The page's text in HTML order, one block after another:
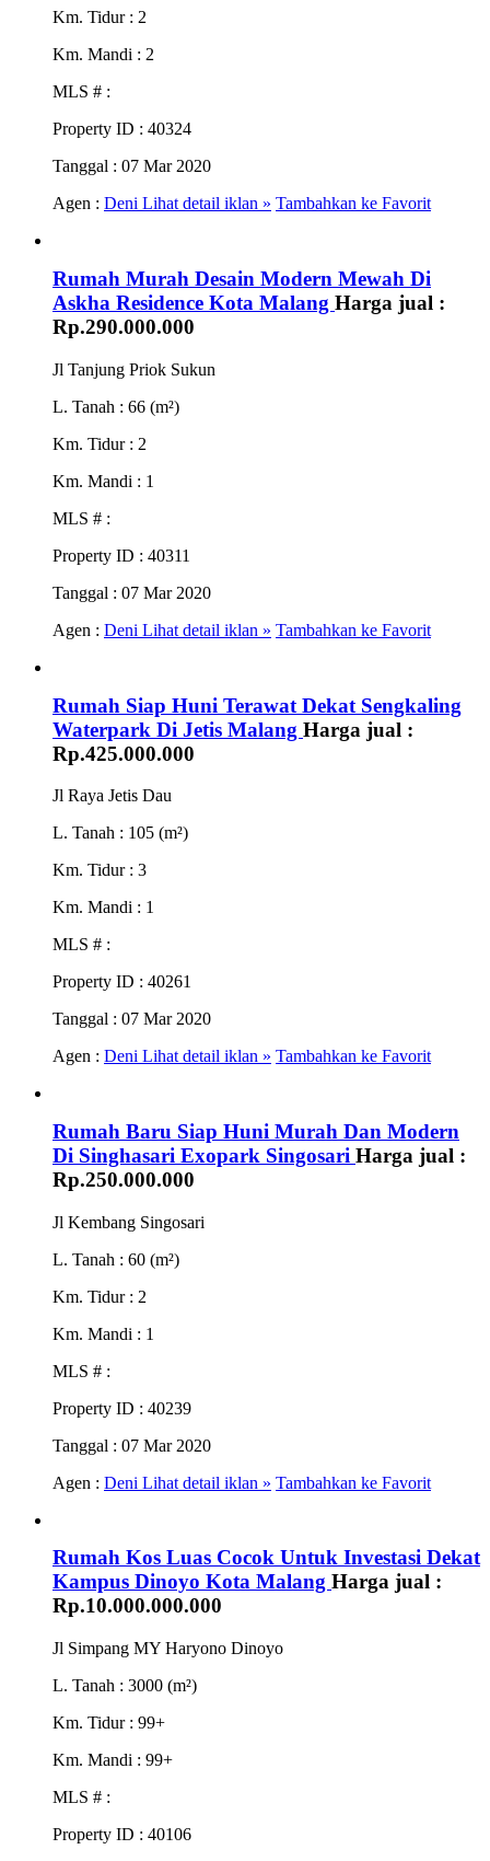
Km. Tidur : 2
Km. Mandi : 2
MLS # :
Property ID : 40324
Tanggal : 07 Mar 2020
Agen : Deni Lihat detail iklan » Tambahkan ke Favorit
Rumah Murah Desain Modern Mewah Di
Askha Residence Kota Malang Harga jual :
Rp.290.000.000
Jl Tanjung Priok Sukun
L. Tanah : 66 (m²)
Km. Tidur : 2
Km. Mandi : 1
MLS # :
Property ID : 40311
Tanggal : 07 Mar 2020
Agen : Deni Lihat detail iklan » Tambahkan ke Favorit
Rumah Siap Huni Terawat Dekat Sengkaling
Waterpark Di Jetis Malang Harga jual :
Rp.425.000.000
Jl Raya Jetis Dau
L. Tanah : 105 (m²)
Km. Tidur : 3
Km. Mandi : 1
MLS # :
Property ID : 40261
Tanggal : 07 Mar 2020
Agen : Deni Lihat detail iklan » Tambahkan ke Favorit
Rumah Baru Siap Huni Murah Dan Modern
Di Singhasari Exopark Singosari Harga jual :
Rp.250.000.000
Jl Kembang Singosari
L. Tanah : 60 (m²)
Km. Tidur : 2
Km. Mandi : 1
MLS # :
Property ID : 40239
Tanggal : 07 Mar 2020
Agen : Deni Lihat detail iklan » Tambahkan ke Favorit
Rumah Kos Luas Cocok Untuk Investasi Dekat
Kampus Dinoyo Kota Malang Harga jual :
Rp.10.000.000.000
Jl Simpang MY Haryono Dinoyo
L. Tanah : 3000 (m²)
Km. Tidur : 99+
Km. Mandi : 99+
MLS # :
Property ID : 40106